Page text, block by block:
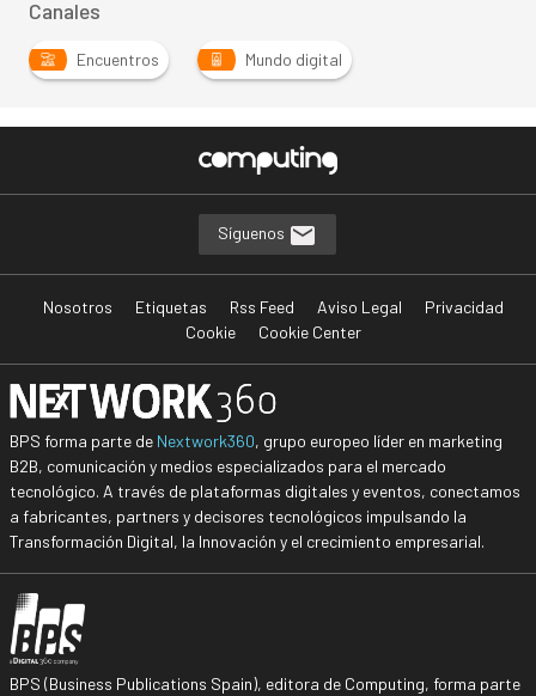
Canales
Encuentros Mundo digital
Síguenos
Nosotros Etiquetas Rss Feed Aviso Legal
Privacidad
Cookie
Cookie Center
BPS forma parte de Nextwork360, grupo europeo líder en marketing
B2B, comunicación y medios especializados para el mercado
tecnológico. A través de plataformas digitales y eventos, conectamos
a fabricantes, partners y decisores tecnológicos impulsando la
Transformación Digital, la Innovación y el crecimiento empresarial.
BPS (Business Publications Spain), editora de Computing, forma parte